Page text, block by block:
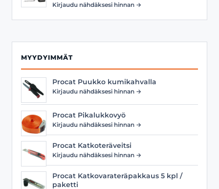
Kirjaudu nähdäksesi hinnan →
MYYDYIMMÄT
Procat Puukko kumikahvalla
Kirjaudu nähdäksesi hinnan →
Procat Pikalukkovyö
Kirjaudu nähdäksesi hinnan →
Procat Katkoteräveitsi
Kirjaudu nähdäksesi hinnan →
Procat Katkovarateräpakkaus 5 kpl /
paketti